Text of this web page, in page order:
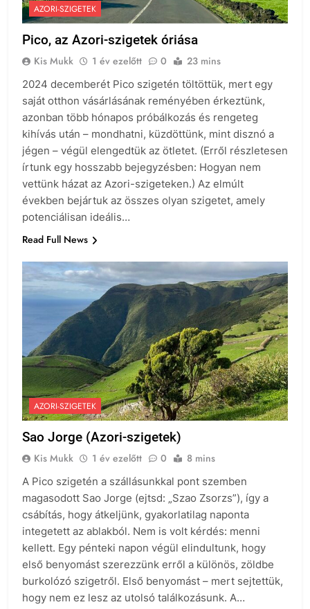
AZORI-SZIGETEK
Pico, az Azori-szigetek óriása
Kis Mukk 1 év ezelőtt 0 23 mins
2024 decemberét Pico szigetén töltöttük, mert egy
saját otthon vásárlásának reményében érkeztünk,
azonban több hónapos próbálkozás és rengeteg
kihívás után – mondhatni, küzdöttünk, mint disznó a
jégen – végül elengedtük az ötletet. (Erről részletesen
írtunk egy hosszabb bejegyzésben: Hogyan nem
vettünk házat az Azori-szigeteken.) Az elmúlt
években bejártuk az összes olyan szigetet, amely
potenciálisan ideális…
Read Full News
AZORI-SZIGETEK
Sao Jorge (Azori-szigetek)
Kis Mukk 1 év ezelőtt 0 8 mins
A Pico szigetén a szállásunkkal pont szemben
magasodott Sao Jorge (ejtsd: „Szao Zsorzs”), így a
csábítás, hogy átkeljünk, gyakorlatilag naponta
integetett az ablakból. Nem is volt kérdés: menni
kellett. Egy pénteki napon végül elindultunk, hogy
első benyomást szerezzünk erről a különös, zöldbe
burkolózó szigetről. Első benyomást – mert sejtettük,
hogy nem ez lesz az utolsó találkozásunk. A…